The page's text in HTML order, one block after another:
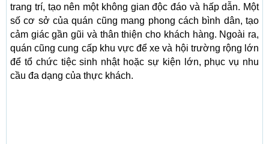
trang trí, tạo nên một không gian độc đáo và hấp dẫn. Một
số cơ sở của quán cũng mang phong cách bình dân, tạo
cảm giác gần gũi và thân thiện cho khách hàng. Ngoài ra,
quán cũng cung cấp khu vực để xe và hội trường rộng lớn
để tổ chức tiệc sinh nhật hoặc sự kiện lớn, phục vụ nhu
cầu đa dạng của thực khách.